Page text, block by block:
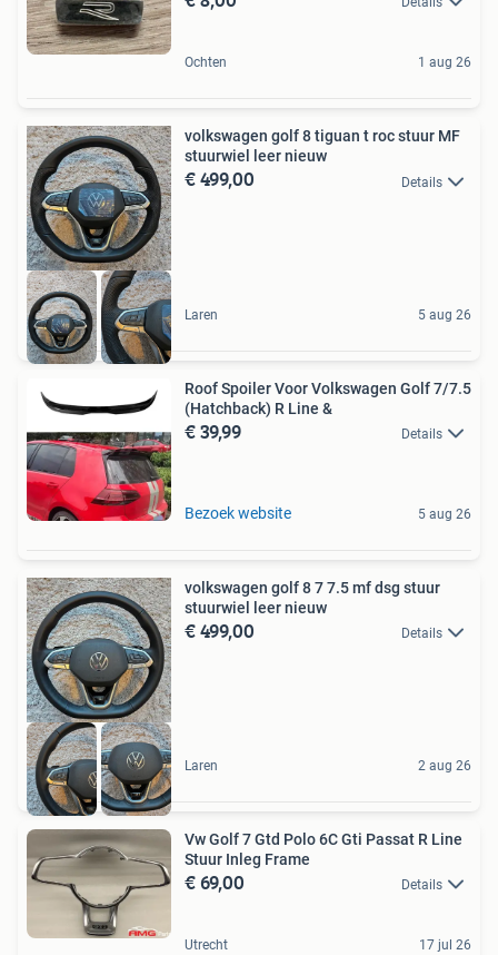
Ochten 1 aug 26
volkswagen golf 8 tiguan t roc stuur MF
stuurwiel leer nieuw
€ 499,00 Details
Laren 5 aug 26
Roof Spoiler Voor Volkswagen Golf 7/7.5
(Hatchback) R Line &
€ 39,99 Details
Bezoek website 5 aug 26
volkswagen golf 8 7 7.5 mf dsg stuur
stuurwiel leer nieuw
€ 499,00 Details
Laren 2 aug 26
Vw Golf 7 Gtd Polo 6C Gti Passat R Line
Stuur Inleg Frame
€ 69,00 Details
Utrecht 17 jul 26